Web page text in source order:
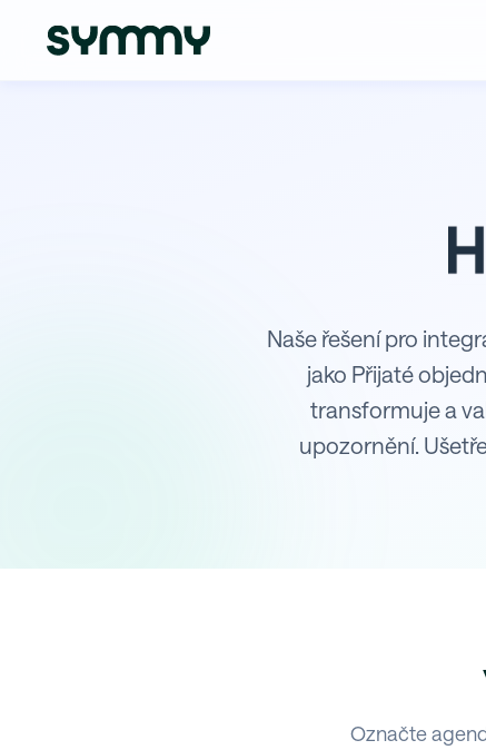
Integrace Hubspot s Money S3
Naše řešení pro
jako Přijaté
transformuje a
upozornění.
Označte